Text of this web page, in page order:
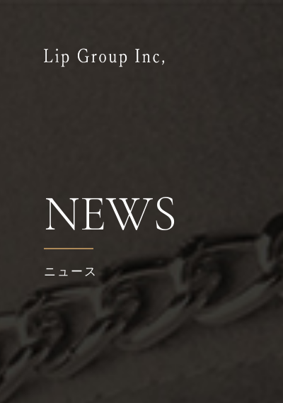
NEWS
ニュース